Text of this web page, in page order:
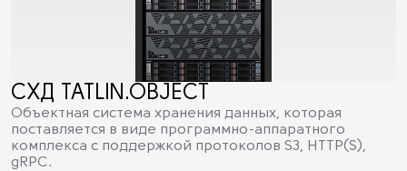
СХД TATLIN.OBJECT
Объектная система хранения данных, которая
поставляется в виде программно-аппаратного
комплекса с поддержкой протоколов S3, HTTP(S),
gRPC.